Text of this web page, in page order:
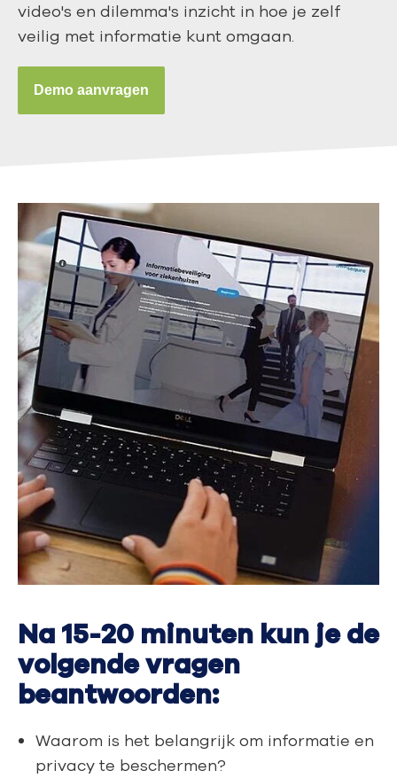
video's en dilemma's inzicht in hoe je zelf
veilig met informatie kunt omgaan.
Demo aanvragen
Na 15-20 minuten kun je de
volgende vragen
beantwoorden:
Waarom is het belangrijk om informatie en
privacy te beschermen?